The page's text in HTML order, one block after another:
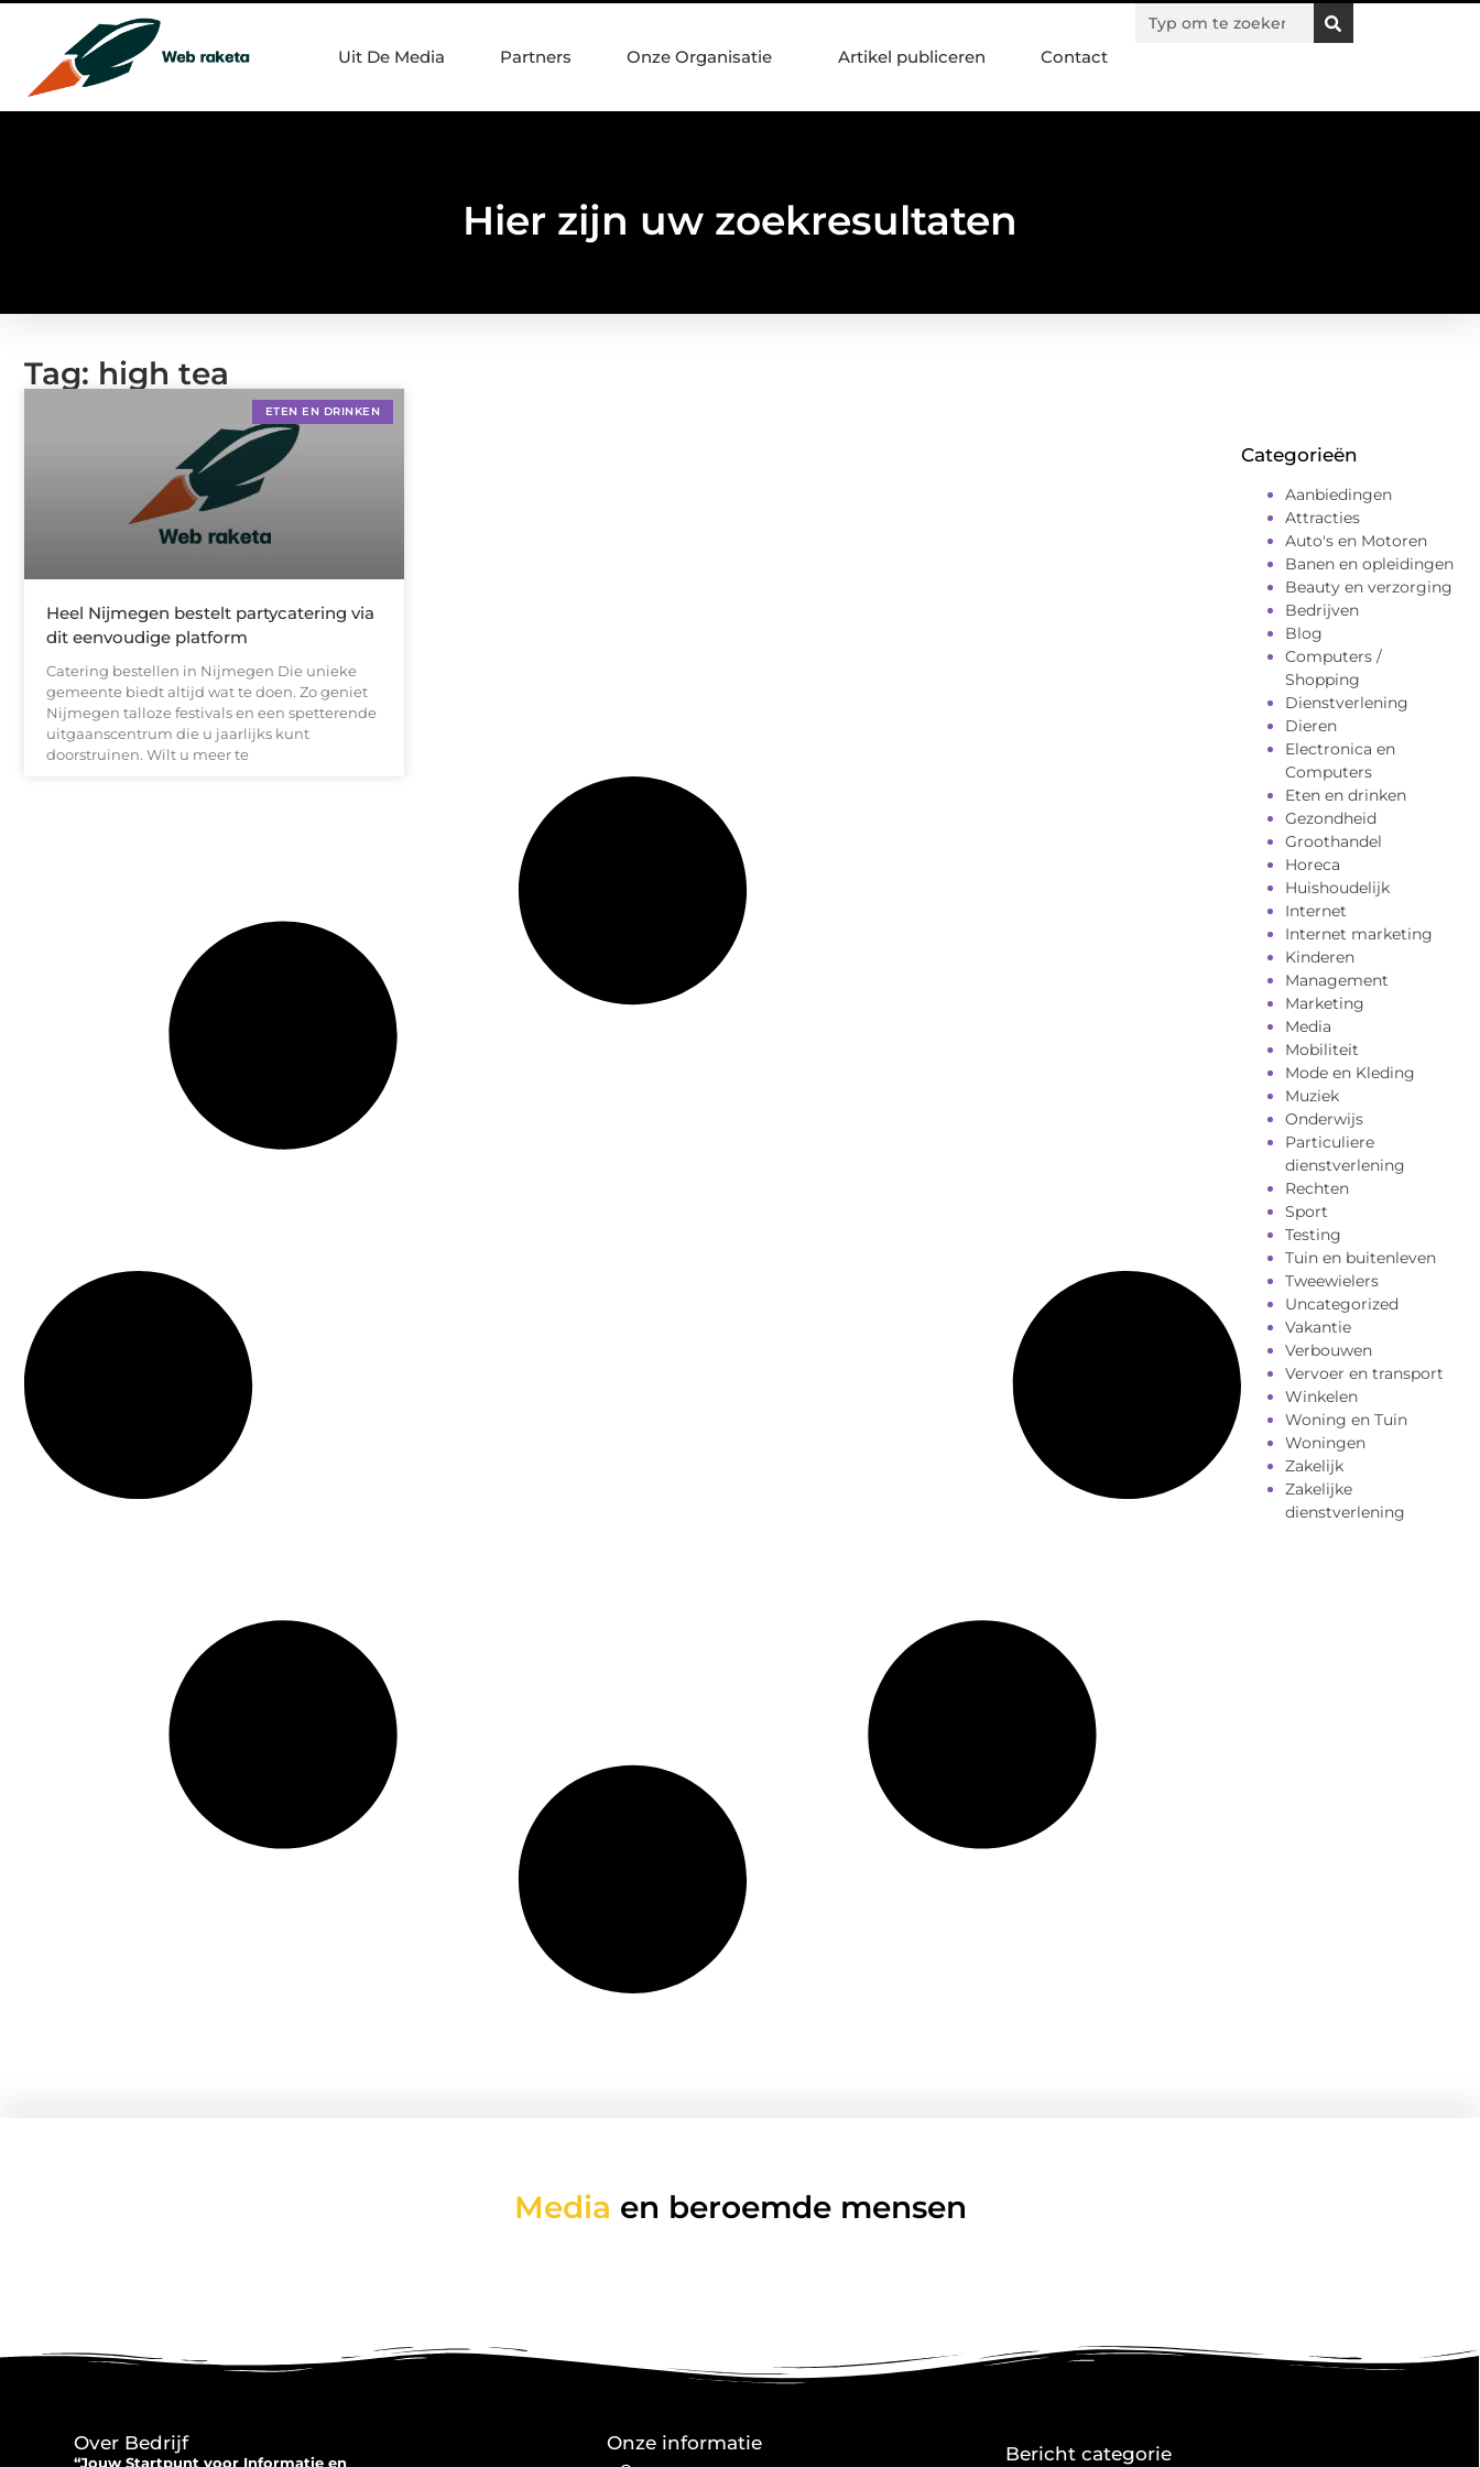
Uit De Media Partners Onze Organisatie Artikel publiceren Contact
Hier zijn uw zoekresultaten
Tag: high tea
ETEN EN DRINKEN
Heel Nijmegen bestelt partycatering via
dit eenvoudige platform
Catering bestellen in Nijmegen Die unieke
gemeente biedt altijd wat te doen. Zo geniet
Nijmegen talloze festivals en een spetterende
uitgaanscentrum die u jaarlijks kunt
doorstruinen. Wilt u meer te
Categorieën
Aanbiedingen
Attracties
Auto's en Motoren
Banen en opleidingen
Beauty en verzorging
Bedrijven
Blog
Computers /
Shopping
Dienstverlening
Dieren
Electronica en
Computers
Eten en drinken
Gezondheid
Groothandel
Horeca
Huishoudelijk
Internet
Internet marketing
Kinderen
Management
Marketing
Media
Mobiliteit
Mode en Kleding
Muziek
Onderwijs
Particuliere
dienstverlening
Rechten
Sport
Testing
Tuin en buitenleven
Tweewielers
Uncategorized
Vakantie
Verbouwen
Vervoer en transport
Winkelen
Woning en Tuin
Woningen
Zakelijk
Zakelijke
dienstverlening
Media en beroemde mensen
Over Bedrijf
“Jouw Startpunt voor Informatie en
Onze informatie Bericht categorie